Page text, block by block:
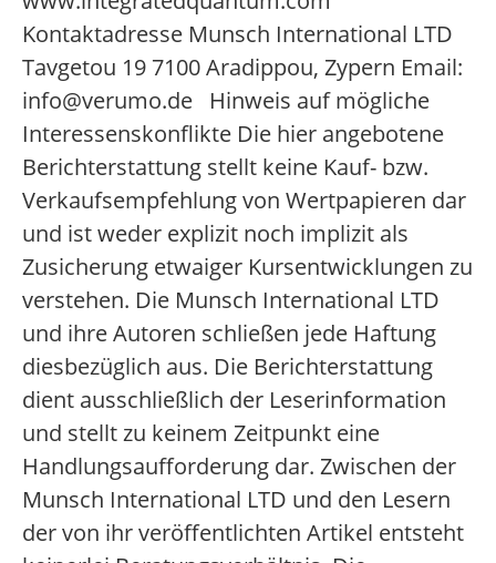
Kontaktadresse Munsch International LTD
Tavgetou 19 7100 Aradippou, Zypern Email:
info@verumo.de Hinweis auf mögliche
Interessenskonflikte Die hier angebotene
Berichterstattung stellt keine Kauf- bzw.
Verkaufsempfehlung von Wertpapieren dar
und ist weder explizit noch implizit als
Zusicherung etwaiger Kursentwicklungen zu
verstehen. Die Munsch International LTD
und ihre Autoren schließen jede Haftung
diesbezüglich aus. Die Berichterstattung
dient ausschließlich der Leserinformation
und stellt zu keinem Zeitpunkt eine
Handlungsaufforderung dar. Zwischen der
Munsch International LTD und den Lesern
der von ihr veröffentlichten Artikel entsteht